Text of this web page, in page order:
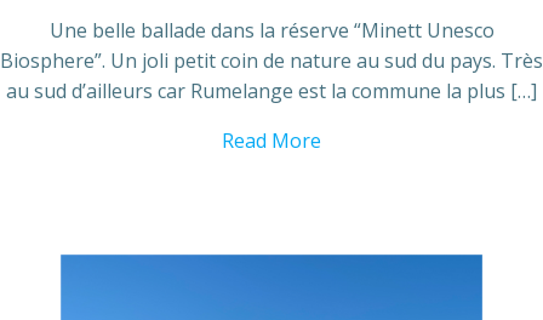
Une belle ballade dans la réserve “Minett Unesco
Biosphere”. Un joli petit coin de nature au sud du pays. Très
au sud d’ailleurs car Rumelange est la commune la plus […]
Read More